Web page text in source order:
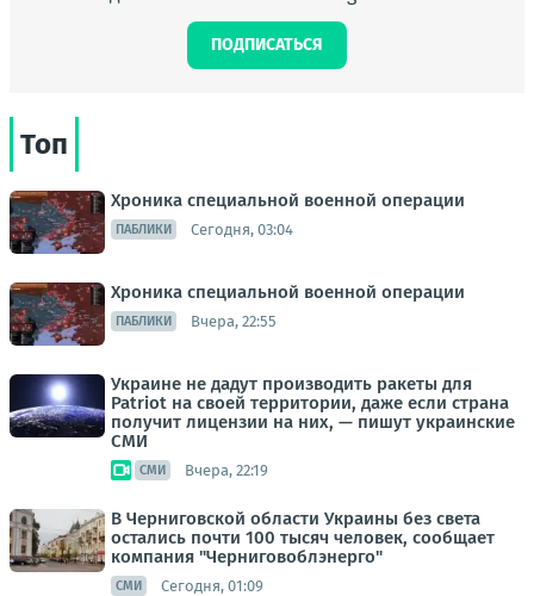
ПОДПИСАТЬСЯ
Топ
Хроника специальной военной операции
ПАБЛИКИ Сегодня, 03:04
Хроника специальной военной операции
ПАБЛИКИ Вчера, 22:55
Украине не дадут производить ракеты для
Patriot на своей территории, даже если страна
получит лицензии на них, — пишут украинские
СМИ
СМИ Вчера, 22:19
В Черниговской области Украины без света
остались почти 100 тысяч человек, сообщает
компания "Черниговоблэнерго"
СМИ Сегодня, 01:09